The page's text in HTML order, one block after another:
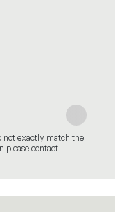
not exactly match the
please contact